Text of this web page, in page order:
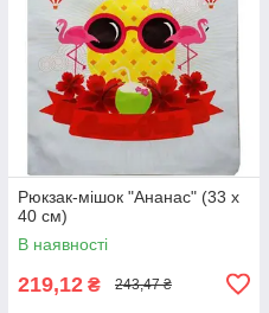
Рюкзак-мішок "Ананас" (33 х
40 см)
В наявності
219,12 ₴ 243,47 ₴